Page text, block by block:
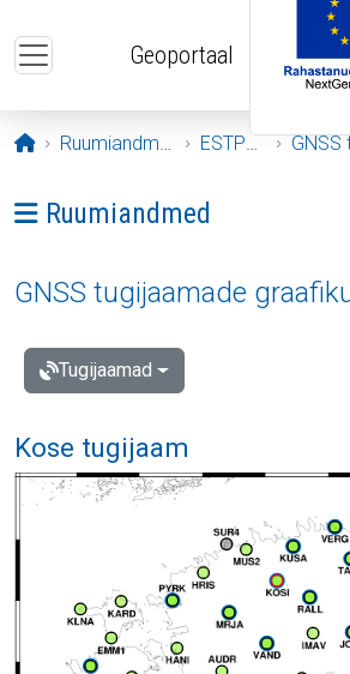
Geoportaal
Avaleht
Ruumiandmed ESTPOS GNSS
Ava menüü: Ruumiandmed
Ruumiandmed
GNSS tugijaamade
Tugijaamad
Kose tugijaam